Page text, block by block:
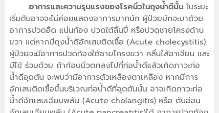
อาการและความรุนแรงของโรคนิ่วในถุงน้ำดีนั้นในระยะ
เริ่มต้นอาจจะไม่ค่อยแสดงอาการมากนัก ผู้ป่วยมักจะมาด้วย
อาการปวดอืด แน่นท้อง ปวดใต้ลิ้นปี่ หรือปวดชายโครงด้าน
ขวา แต่หากมีถุงน้ำดีอักเสบติดเชื้อ (Acute cholecystitis)
ผู้ป่วยจะมีอาการปวดท้องใต้ชายโครงขวา คลื่นไส้อาเจียน และ
มีไข้ ร่วมด้วย ถ้าก้อนนิ่วตกลงไปที่ท่อน้ำดีแล้วเกิดภาวะท่อ
น้ำดีอุดตัน จะพบว่ามีอาการตัวเหลืองตาเหลือง หากมีการ
อักเสบติดเชื้อขึ้นบริเวณท่อน้ำดีที่อุดตันนั้น อาจเกิดภาวะท่อ
น้ำดีอักเสบเฉียบพลัน (Acute cholangitis) หรือ ตับอ่อน